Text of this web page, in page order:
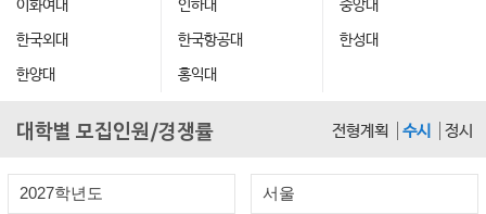
서강대
서울과학기술대
서울교대
서울대
서울시립대
숭실대
아주대
연세대
이화여대
인하대
중앙대
한국외대